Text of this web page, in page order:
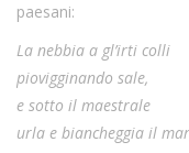
paesani:
La nebbia a gl’irti colli
piovigginando sale,
e sotto il maestrale
urla e biancheggia il